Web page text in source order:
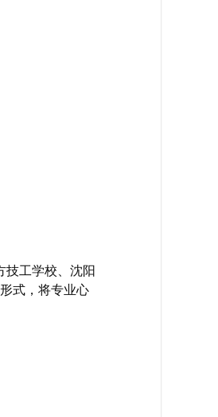
技工学校、沈阳
式，将专业心